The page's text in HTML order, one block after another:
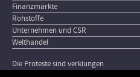
Finanzmärkte
Rohstoffe
Unternehmen und CSR
Welthandel
Die Proteste sind verklungen